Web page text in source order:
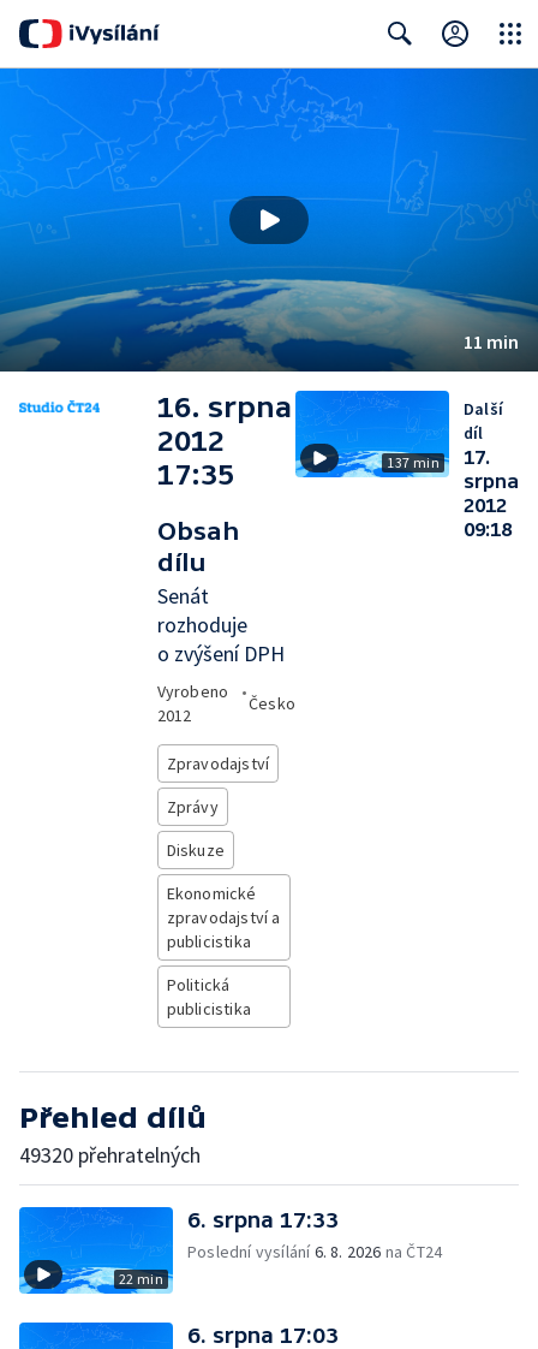
11 min
16. srpna
2012
17:35
Obsah
dílu
Senát
rozhoduje
o zvýšení DPH
Vyrobeno
2012
•
Česko
Zpravodajství
Zprávy
Diskuze
Ekonomické
zpravodajství a
publicistika
Politická
publicistika
137 min
Další
díl
17.
srpna
2012
09:18
Přehled dílů
49320 přehratelných
22 min
6. srpna 17:33
Poslední vysílání6. 8. 2026 na ČT24
6. srpna 17:03